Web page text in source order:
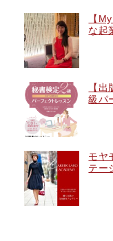
【
な起
【
級パ
モヤ
テー